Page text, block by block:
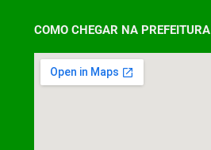
COMO CHEGAR NA PREFEITURA